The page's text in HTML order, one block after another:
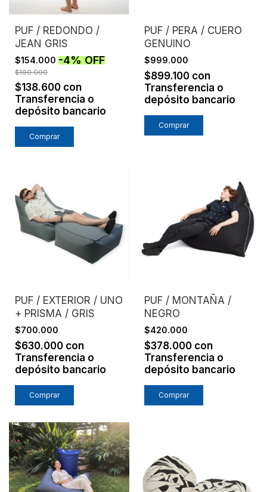
PUF / REDONDO /
JEAN GRIS
$154.000 -4%OFF
$160.000
$138.600 con
Transferencia o
depósito bancario
PUF / PERA / CUERO
GENUINO
$999.000
$899.100 con
Transferencia o
depósito bancario
PUF / EXTERIOR / UNO
+ PRISMA / GRIS
$700.000
$630.000 con
Transferencia o
depósito bancario
PUF / MONTAÑA /
NEGRO
$420.000
$378.000 con
Transferencia o
depósito bancario